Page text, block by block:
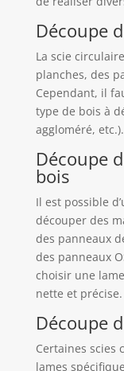
Découpe
La scie
planches, des
Cependant, il
type de bois à
aggloméré, etc.).
Découpe
bois
Il est possible
découper des
des panneaux
des panneaux
choisir une
nette et précise.
Découpe
Certaines scies
lames